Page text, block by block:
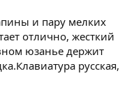
и пару мелких
отлично, жесткий
юзанье держит
русская,